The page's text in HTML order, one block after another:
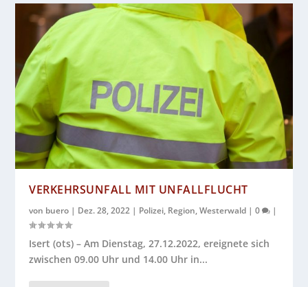
VERKEHRSUNFALL MIT UNFALLFLUCHT
von buero | Dez. 28, 2022 | Polizei, Region,Westerwald |0 |
Isert (ots) – Am Dienstag, 27.12.2022, ereignete sich
zwischen 09.00 Uhr und 14.00 Uhr in...